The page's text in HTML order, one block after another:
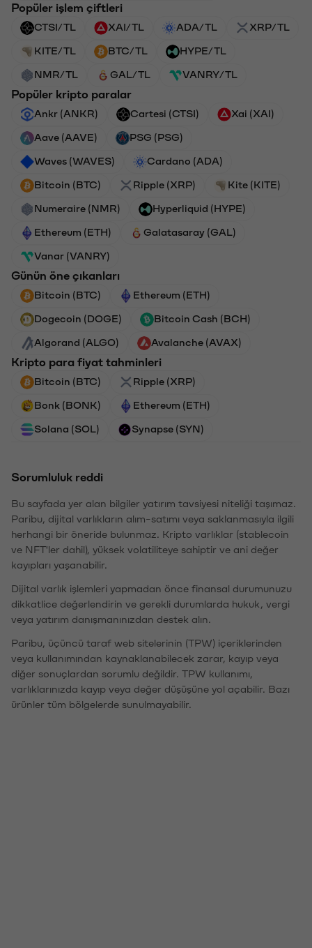
Popüler işlem çiftleri
CTSI/TL XAI/TL ADA/TL XRP/TL
KITE/TL BTC/TL HYPE/TL
NMR/TL GAL/TL VANRY/TL
Popüler kripto paralar
Ankr (ANKR) Cartesi (CTSI) Xai (XAI)
Aave (AAVE) PSG (PSG)
Waves (WAVES) Cardano (ADA)
Bitcoin (BTC) Ripple (XRP) Kite (KITE)
Numeraire (NMR) Hyperliquid (HYPE)
Ethereum (ETH) Galatasaray (GAL)
Vanar (VANRY)
Günün öne çıkanları
Bitcoin (BTC) Ethereum (ETH)
Dogecoin (DOGE) Bitcoin Cash (BCH)
Algorand (ALGO) Avalanche (AVAX)
Kripto para fiyat tahminleri
Bitcoin (BTC) Ripple (XRP)
Bonk (BONK) Ethereum (ETH)
Solana (SOL) Synapse (SYN)
Sorumluluk reddi
Bu sayfada yer alan bilgiler yatırım tavsiyesi niteliği taşımaz.
Paribu, dijital varlıkların alım-satımı veya saklanmasıyla ilgili
herhangi bir öneride bulunmaz. Kripto varlıklar (stablecoin
ve NFT'ler dahil), yüksek volatiliteye sahiptir ve ani değer
kayıpları yaşanabilir.
Dijital varlık işlemleri yapmadan önce finansal durumunuzu
dikkatlice değerlendirin ve gerekli durumlarda hukuk, vergi
veya yatırım danışmanınızdan destek alın.
Paribu, üçüncü taraf web sitelerinin (TPW) içeriklerinden
veya kullanımından kaynaklanabilecek zarar, kayıp veya
diğer sonuçlardan sorumlu değildir. TPW kullanımı,
varlıklarınızda kayıp veya değer düşüşüne yol açabilir. Bazı
ürünler tüm bölgelerde sunulmayabilir.